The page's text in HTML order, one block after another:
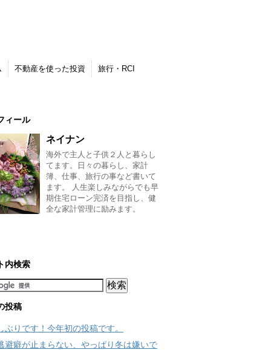
不動産を使った投資
旅行・RCI
ィール
ネイナン
海外で主人と子供２人と暮らし
てます。日々の暮らし、家計
簿、仕事、旅行の事など書いて
ます。 人生楽しみながらでも早
期住宅ローン完済を目指し、健
全な家計管理に励みます。
内検索
投稿
ぶりです！今年初の投稿です。
避癖が止まらない、やっぱり冬は嫌いで